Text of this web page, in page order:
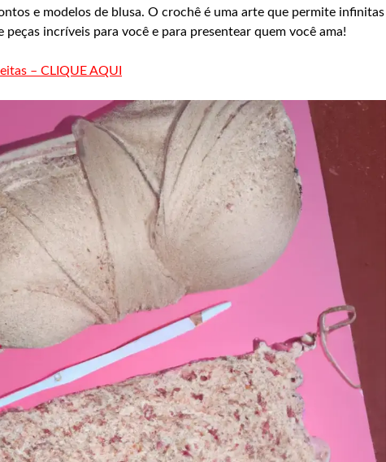
e modelos de blusa. O crochê é uma arte que permite infinitas
incríveis para você e para presentear quem você ama!
– CLIQUE AQUI